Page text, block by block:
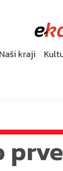
Naši kraji